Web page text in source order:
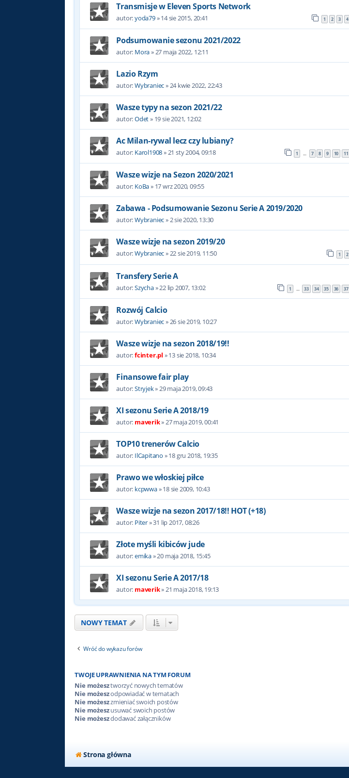
Transmisje w Eleven Sports Network
autor:yoda79»14 sie 2015, 20:41 1 2 3 4
Podsumowanie sezonu 2021/2022
autor: Mora»27 maja 2022, 12:11
Lazio Rzym
autor:Wybraniec»24 kwie 2022, 22:43
Wasze typy na sezon 2021/22
autor:Odet» 19 sie 2021, 12:02
Ac Milan-rywal lecz czy lubiany?
autor: Karol1908»21 sty 2004, 09:18 1 … 7 8 9 10 11
Wasze wizje na Sezon 2020/2021
autor: KoBa» 17 wrz 2020, 09:55
Zabawa - Podsumowanie Sezonu Serie A 2019/2020
autor:Wybraniec»2 sie 2020, 13:30
Wasze wizje na sezon 2019/20
autor:Wybraniec»22 sie 2019, 11:50 1 2
Transfery Serie A
autor:Szycha»22 lip 2007, 13:02 1 … 33 34 35 36 37
Rozwój Calcio
autor:Wybraniec»26 sie 2019, 10:27
Wasze wizje na sezon 2018/19!!
autor:fcinter.pl »13 sie 2018, 10:34
Finansowe fair play
autor:Stryjek»29 maja 2019, 09:43
XI sezonu Serie A 2018/19
autor: maverik»27 maja 2019, 00:41
TOP10 trenerów Calcio
autor: IlCapitano »18 gru 2018, 19:35
Prawo we włoskiej piłce
autor: kcpwwa»18 sie 2009, 10:43
Wasze wizje na sezon 2017/18!! HOT (+18)
autor: Piter»31 lip 2017, 08:26
Złote myśli kibiców jude
autor:emika»20 maja 2018, 15:45
XI sezonu Serie A 2017/18
autor: maverik»21 maja 2018, 19:13
NOWY TEMAT
Wróć do wykazu forów
TWOJE UPRAWNIENIA NA TYM FORUM
Nie możesztworzyć nowych tematów
Nie możeszodpowiadać w tematach
Nie możeszzmieniać swoich postów
Nie możeszusuwać swoich postów
Nie możeszdodawać załączników
Strona główna